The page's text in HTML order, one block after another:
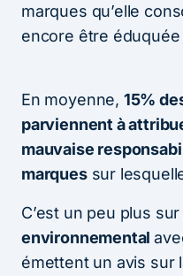
marques qu’elle
encore être éduquée
En moyenne, 15%
parviennent à
mauvaise
marquessur
C’est un peu plus sur
environnemental
émettent un avis sur